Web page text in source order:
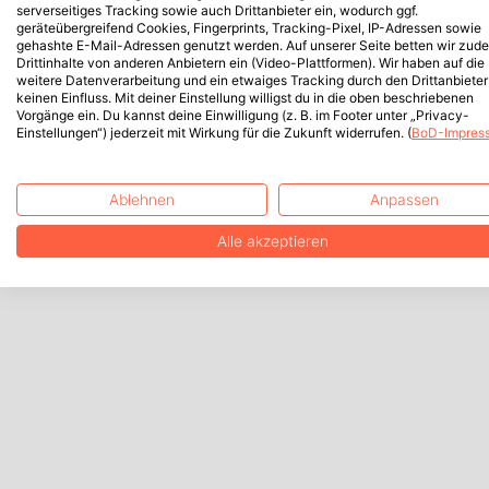
serverseitiges Tracking sowie auch Drittanbieter ein, wodurch ggf.
geräteübergreifend Cookies, Fingerprints, Tracking-Pixel, IP-Adressen sowie
gehashte E-Mail-Adressen genutzt werden. Auf unserer Seite betten wir
Drittinhalte von anderen Anbietern ein (Video-Plattformen). Wir haben auf die
weitere Datenverarbeitung und ein etwaiges Tracking durch den Drittanbieter
keinen Einfluss. Mit deiner Einstellung willigst du in die oben beschriebenen
Vorgänge ein. Du kannst deine Einwilligung (z. B. im Footer unter „Privacy-
Einstellungen“) jederzeit mit Wirkung für die Zukunft widerrufen. (BoD-
Ablehnen Anpassen
Alle akzeptieren